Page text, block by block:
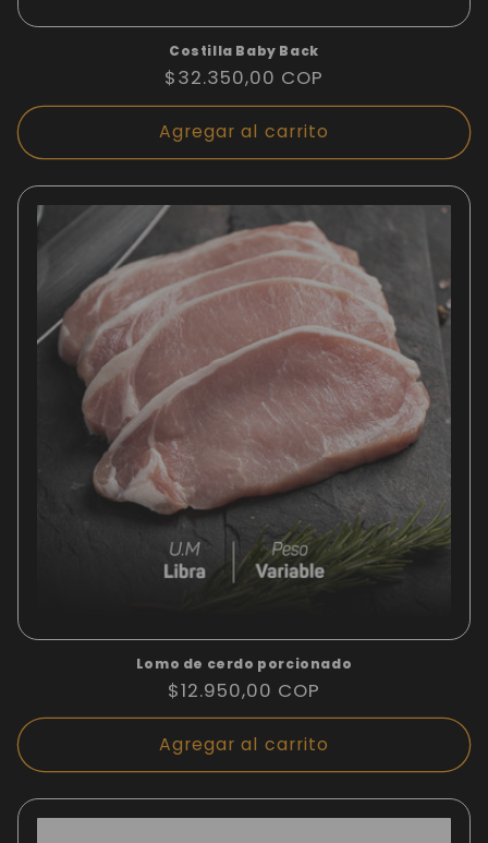
Costilla Baby Back
Precio
habitual
$32.350,00 COP
Agregar al carrito
Lomo de cerdo porcionado
Precio
habitual
$12.950,00 COP
Agregar al carrito